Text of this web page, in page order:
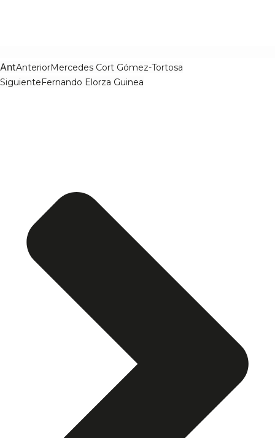
AntAnteriorMercedes Cort Gómez-Tortosa
SiguienteFernando Elorza Guinea